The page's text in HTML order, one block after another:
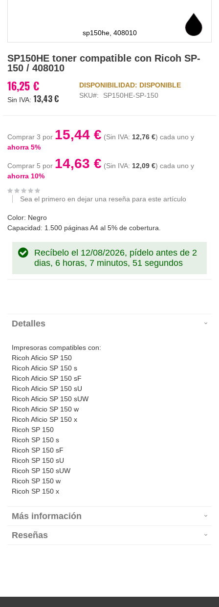
sp150he, 408010
al
comienzo
la
galería
SP150HE toner compatible con Ricoh SP-
150 / 408010
16,25 €
13,43 €
DISPONIBILIDAD: DISPONIBLE
SKU
SP150HE-SP-150
Comprar 3 por 15,44 € 12,76 € cada uno y
ahorra 5%
Comprar 5 por 14,63 € 12,09 € cada uno y
ahorra 10%
Sea el primero en dejar una reseña para este artículo
Color: Negro
Capacidad: 1.500 páginas A4 al 5% de cobertura.
Recíbelo el 12/08/2026, pídelo antes de 2
dias, 6 horas, 7 minutos, 51 segundos
Detalles
Impresoras compatibles con:
Ricoh Aficio SP 150
Ricoh Aficio SP 150 s
Ricoh Aficio SP 150 sF
Ricoh Aficio SP 150 sU
Ricoh Aficio SP 150 sUW
Ricoh Aficio SP 150 w
Ricoh Aficio SP 150 x
Ricoh SP 150
Ricoh SP 150 s
Ricoh SP 150 sF
Ricoh SP 150 sU
Ricoh SP 150 sUW
Ricoh SP 150 w
Ricoh SP 150 x
Más información
Reseñas